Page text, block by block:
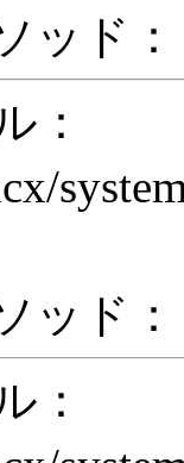
ッド：
：
ッド：
：